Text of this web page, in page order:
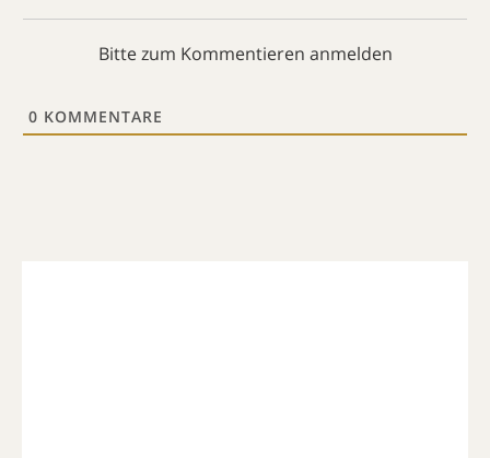
Bitte zum Kommentieren anmelden
0 KOMMENTARE